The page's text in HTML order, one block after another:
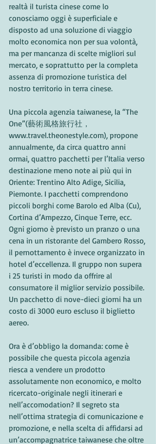
realtà il turista cinese come lo
conosciamo oggi è superficiale e
disposto ad una soluzione di viaggio
molto economica non per sua volontà,
ma per mancanza di scelte migliori sul
mercato, e soprattutto per la completa
assenza di promozione turistica del
nostro territorio in terra cinese.
Una piccola agenzia taiwanese, la “The
One”(藝術風格旅行社，
www.travel.theonestyle.com), propone
annualmente, da circa quattro anni
ormai, quattro pacchetti per l’Italia verso
destinazione meno note ai più qui in
Oriente: Trentino Alto Adige, Sicilia,
Piemonte. I pacchetti comprendono
piccoli borghi come Barolo ed Alba (Cu),
Cortina d’Ampezzo, Cinque Terre, ecc.
Ogni giorno è previsto un pranzo o una
cena in un ristorante del Gambero Rosso,
il pernottamento è invece organizzato in
hotel d’eccellenza. Il gruppo non supera
i 25 turisti in modo da offrire al
consumatore il miglior servizio possibile.
Un pacchetto di nove-dieci giorni ha un
costo di 3000 euro escluso il biglietto
aereo.
Ora è d’obbligo la domanda: come è
possibile che questa piccola agenzia
riesca a vendere un prodotto
assolutamente non economico, e molto
ricercato-originale negli itinerari e
nell’accomodation? Il segreto sta
nell’ottima strategia di comunicazione e
promozione, e nella scelta di affidarsi ad
un’accompagnatrice taiwanese che oltre